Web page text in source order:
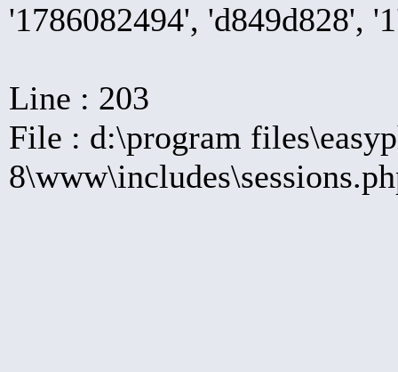
'1786082494', 'd849d828',
Line : 203
File : d:\program